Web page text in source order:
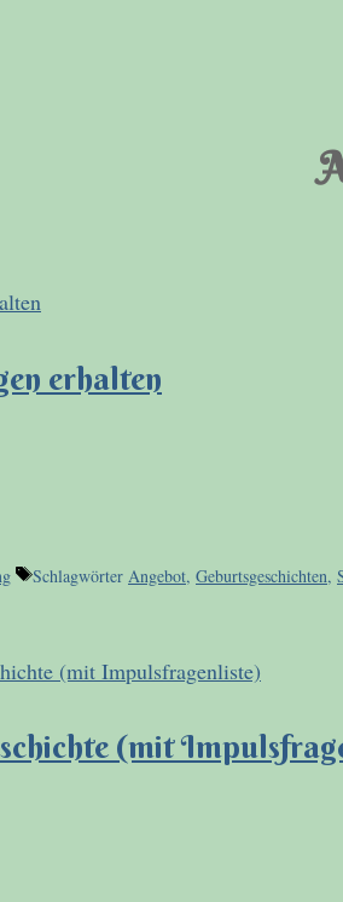
erhalten
Schlagwörter Angebot, Geburtsgeschichten,
(mit